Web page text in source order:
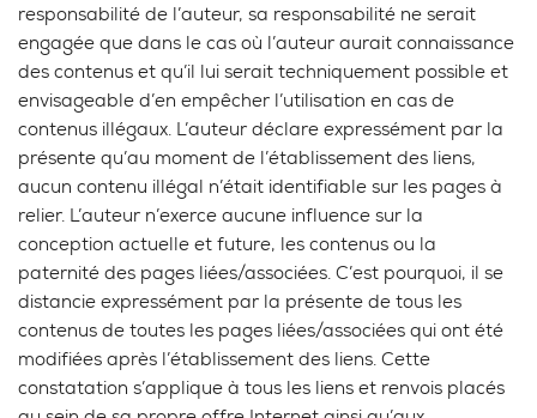
responsabilité de l’auteur, sa responsabilité ne serait
engagée que dans le cas où l’auteur aurait connaissance
des contenus et qu’il lui serait techniquement possible et
envisageable d’en empêcher l’utilisation en cas de
contenus illégaux. L’auteur déclare expressément par la
présente qu’au moment de l’établissement des liens,
aucun contenu illégal n’était identifiable sur les pages à
relier. L’auteur n’exerce aucune influence sur la
conception actuelle et future, les contenus ou la
paternité des pages liées/associées. C’est pourquoi, il se
distancie expressément par la présente de tous les
contenus de toutes les pages liées/associées qui ont été
modifiées après l’établissement des liens. Cette
constatation s’applique à tous les liens et renvois placés